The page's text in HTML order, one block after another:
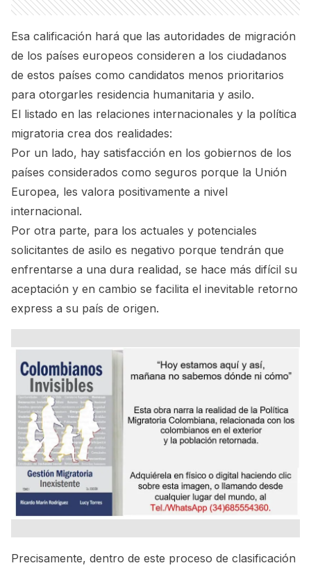
Esa calificación hará que las autoridades de migración
de los países europeos consideren a los ciudadanos
de estos países como candidatos menos prioritarios
para otorgarles residencia humanitaria y asilo.
El listado en las relaciones internacionales y la política
migratoria crea dos realidades:
Por un lado, hay satisfacción en los gobiernos de los
países considerados como seguros porque la Unión
Europea, les valora positivamente a nivel
internacional.
Por otra parte, para los actuales y potenciales
solicitantes de asilo es negativo porque tendrán que
enfrentarse a una dura realidad, se hace más difícil su
aceptación y en cambio se facilita el inevitable retorno
express a su país de origen.
Precisamente, dentro de este proceso de clasificación